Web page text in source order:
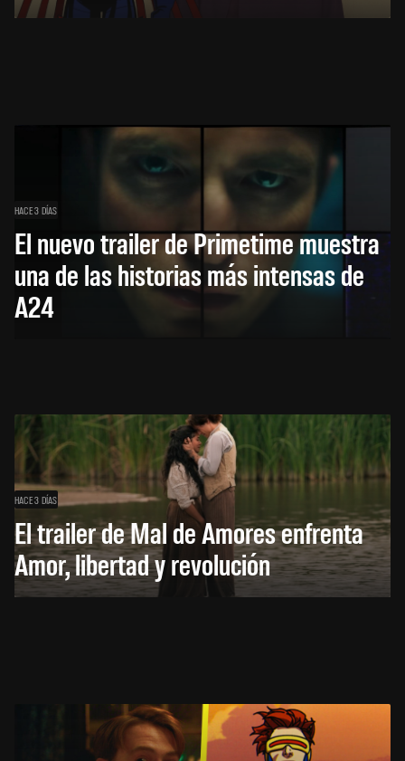
HACE 3 DÍAS
El nuevo trailer de Primetime muestra
una de las historias más intensas de
A24
HACE 3 DÍAS
El trailer de Mal de Amores enfrenta
Amor, libertad y revolución